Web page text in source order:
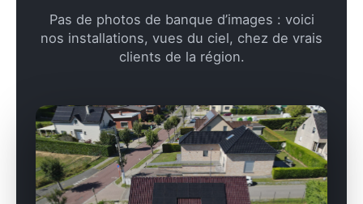
Pas de photos de banque d’images : voici
nos installations, vues du ciel, chez de vrais
clients de la région.